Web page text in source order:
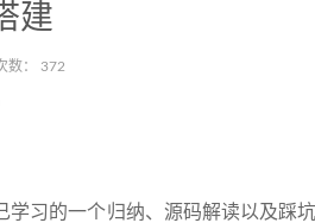
建
数： 372
习的一个归纳、源码解读以及踩坑